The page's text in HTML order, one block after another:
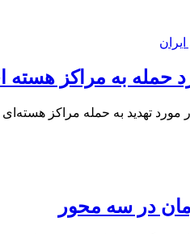
حمله به مراکز هسته
مورد تهدید به حمله مراکز
در سه محور